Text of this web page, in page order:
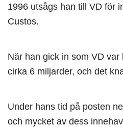
1996 utsågs han till VD för
Custos.
När han gick in som VD var
cirka 6 miljarder, och det
Under hans tid på posten
och mycket av dess